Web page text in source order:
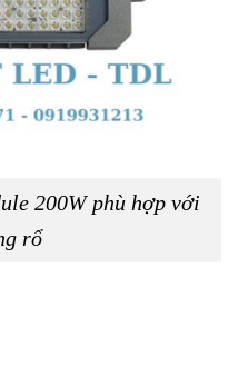
200W phù hợp với
rổ